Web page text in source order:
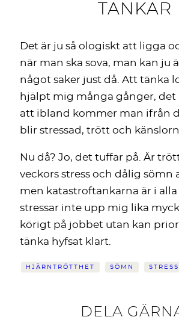
TANKAR
Det är ju så ologiskt att ligga
när man ska sova, man kan ju
något saker just då. Att tänka
hjälpt mig många gånger, det
att ibland kommer man ifrån
blir stressad, trött och
Nu då? Jo, det tuffar på. Är
veckors stress och dålig sömn
men katastroftankarna är i alla
stressar inte upp mig lika
körigt på jobbet utan kan
tänka hyfsat klart.
HJÄRNTRÖTTHET SÖMN STRESS
DELA